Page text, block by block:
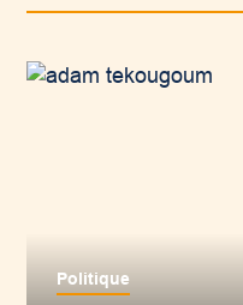
Politique